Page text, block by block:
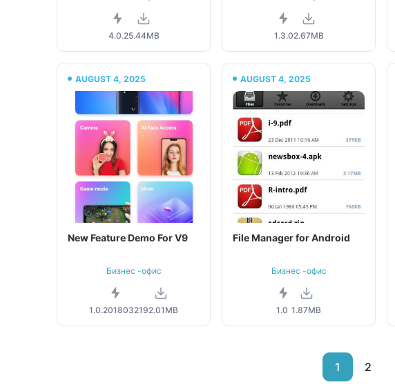
4.0.25.44MB 1.3.02.67MB
AUGUST 4, 2025
New Feature Demo For V9
Бизнес -офис
1.0.2018032192.01MB
AUGUST 4, 2025
File Manager for Android
Бизнес -офис
1.0 1.87MB
1 2